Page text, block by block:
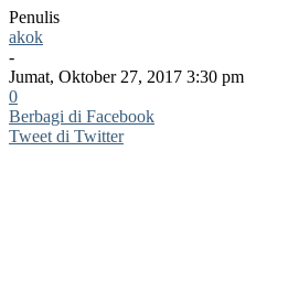
Penulis
akok
-
Jumat, Oktober 27, 2017 3:30 pm
0
Berbagi di Facebook
Tweet di Twitter